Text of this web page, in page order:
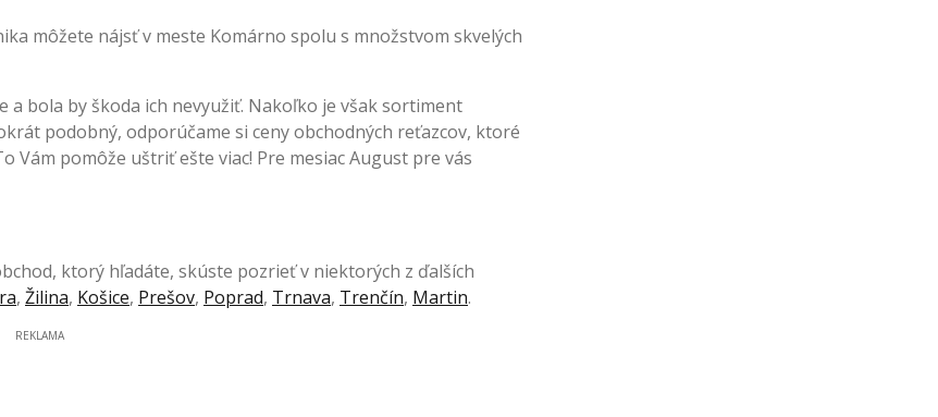
môžete nájsť v meste Komárno spolu s množstvom skvelých
bola by škoda ich nevyužiť. Nakoľko je však sortiment
podobný, odporúčame si ceny obchodných reťazcov, ktoré
Vám pomôže uštriť ešte viac! Pre mesiac August pre vás
ktorý hľadáte, skúste pozrieť v niektorých z ďalších
, Žilina, Košice, Prešov, Poprad, Trnava, Trenčín, Martin.
REKLAMA